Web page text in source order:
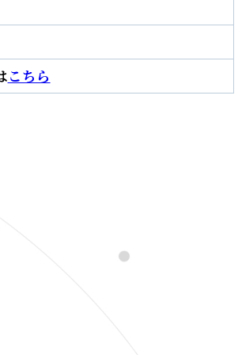
こちら